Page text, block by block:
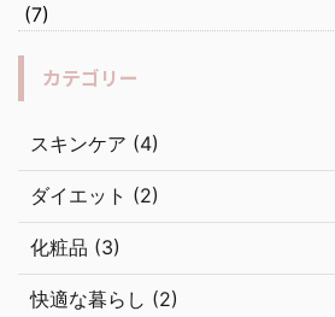
(7)
カテゴリー
スキンケア (4)
ダイエット (2)
化粧品 (3)
快適な暮らし (2)